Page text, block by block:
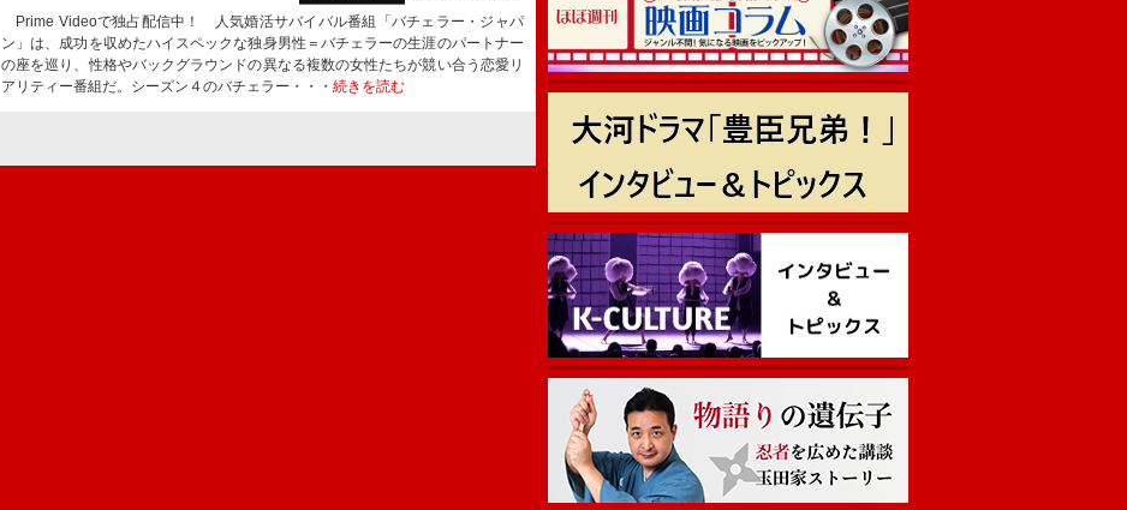
Prime Videoで独占配信中！ 人気婚活サバイバル番組「バチェラー・ジャパ
ン」は、成功を収めたハイスペックな独身男性＝バチェラーの生涯のパートナー
の座を巡り、性格やバックグラウンドの異なる複数の女性たちが競い合う恋愛リ
アリティー番組だ。シーズン４のバチェラー・・・ 続きを読む